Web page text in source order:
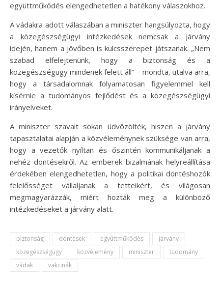
együttműködés elengedhetetlen a hatékony válaszokhoz.
A vádakra adott válaszában a miniszter hangsúlyozta, hogy
a közegészségügyi intézkedések nemcsak a járvány
idején, hanem a jövőben is kulcsszerepet játszanak. „Nem
szabad elfelejtenünk, hogy a biztonság és a
közegészségügy mindenek felett áll” – mondta, utalva arra,
hogy a társadalomnak folyamatosan figyelemmel kell
kísérnie a tudományos fejlődést és a közegészségügyi
irányelveket.
A miniszter szavait sokan üdvözölték, hiszen a járvány
tapasztalatai alapján a közvéleménynek szüksége van arra,
hogy a vezetők nyíltan és őszintén kommunikáljanak a
nehéz döntésekről. Az emberek bizalmának helyreállítása
érdekében elengedhetetlen, hogy a politikai döntéshozók
felelősséget vállaljanak a tetteikért, és világosan
megmagyarázzák, miért hozták meg a különböző
intézkedéseket a járvány alatt.
biztonság döntések együttműködés
járvány
közegészségügy
közvélemény miniszter
tudomány
vádak
vakcinák